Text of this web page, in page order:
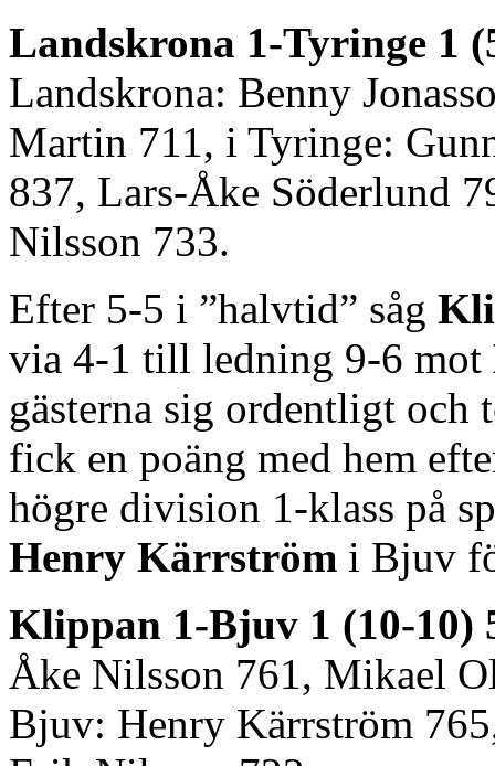
Landskrona 1-Tyringe 1
Landskrona: Benny
Martin 711, i Tyringe:
837, Lars-Åke Söderlund
Nilsson 733.
Efter 5-5 i ”halvtid” såg
via 4-1 till ledning 9-6 mot
gästerna sig ordentligt och
fick en poäng med hem
högre division 1-klass på
Henry Kärrström i Bjuv
Klippan 1-Bjuv 1 (10-10)
Åke Nilsson 761, Mikael
Bjuv: Henry Kärrström